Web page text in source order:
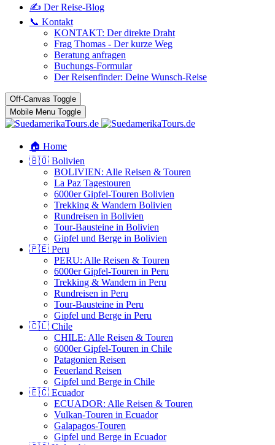
✍️ Der Reise-Blog
📞 Kontakt
KONTAKT: Der direkte Draht
Frag Thomas - Der kurze Weg
Beratung anfragen
Buchungs-Formular
Der Reisenfinder: Deine Wunsch-Reise
Off-Canvas Toggle
Mobile Menu Toggle
🏠 Home
🇧🇴 Bolivien
BOLIVIEN: Alle Reisen & Touren
La Paz Tagestouren
6000er Gipfel-Touren Bolivien
Trekking & Wandern Bolivien
Rundreisen in Bolivien
Tour-Bausteine in Bolivien
Gipfel und Berge in Bolivien
🇵🇪 Peru
PERU: Alle Reisen & Touren
6000er Gipfel-Touren in Peru
Trekking & Wandern in Peru
Rundreisen in Peru
Tour-Bausteine in Peru
Gipfel und Berge in Peru
🇨🇱 Chile
CHILE: Alle Reisen & Touren
6000er Gipfel-Touren in Chile
Patagonien Reisen
Feuerland Reisen
Gipfel und Berge in Chile
🇪🇨 Ecuador
ECUADOR: Alle Reisen & Touren
Vulkan-Touren in Ecuador
Galapagos-Touren
Gipfel und Berge in Ecuador